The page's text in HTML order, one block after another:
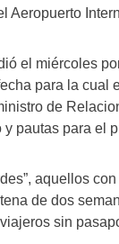
Aeropuerto
el miércoles
para la cual
de
pautas para el
aquellos
de dos
sin